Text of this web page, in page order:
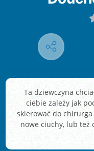
Ta dziewczyna
ciebie zależy jak
skierować do chirurga
nowe ciuchy, lub też